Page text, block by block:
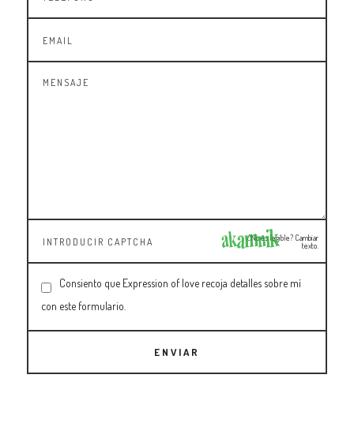
¿No es legible? Cambiar
texto.
Consiento que Expression of love recoja detalles sobre mí
con este formulario.
ENVIAR